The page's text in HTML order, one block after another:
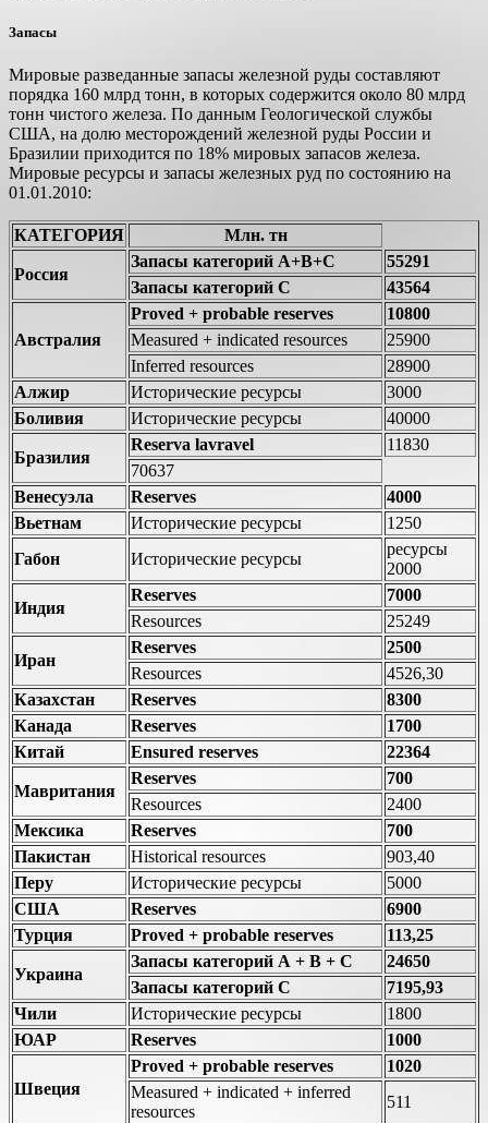
Запасы
Мировые разведанные запасы железной руды составляют
порядка 160 млрд тонн, в которых содержится около 80 млрд
тонн чистого железа. По данным Геологической службы
США, на долю месторождений железной руды России и
Бразилии приходится по 18% мировых запасов железа.
Мировые ресурсы и запасы железных руд по состоянию на
01.01.2010:
КАТЕГОРИЯ Млн. тн
Россия
Запасы категорий А+В+С
55291
Запасы категорий С
43564
Австралия
Proved + probable reserves
10800
Measured + indicated resources
25900
Inferred resources
28900
Алжир
Исторические ресурсы
3000
Боливия
Исторические ресурсы 40000
Бразилия
Reserva lavravel
11830
70637
Венесуэла
Reserves
4000
Вьетнам
Исторические ресурсы
1250
Габон
Исторические ресурсы
ресурсы
2000
Индия
Reserves
7000
Resources
25249
Иран
Reserves
2500
Resources
4526,30
Казахстан
Reserves
8300
Канада
Reserves
1700
Китай
Ensured reserves 22364
Мавритания
Reserves
700
Resources
2400
Мексика
Reserves
700
Пакистан
Historical resources
903,40
Перу
Исторические ресурсы
5000
США
Reserves
6900
Турция
Proved + probable reserves 113,25
Украина
Запасы категорий А + В + С
24650
Запасы категорий С
7195,93
Чили
Исторические ресурсы
1800
ЮАР
Reserves 1000
Швеция
Proved + probable reserves
1020
Measured + indicated + inferred
resources
511